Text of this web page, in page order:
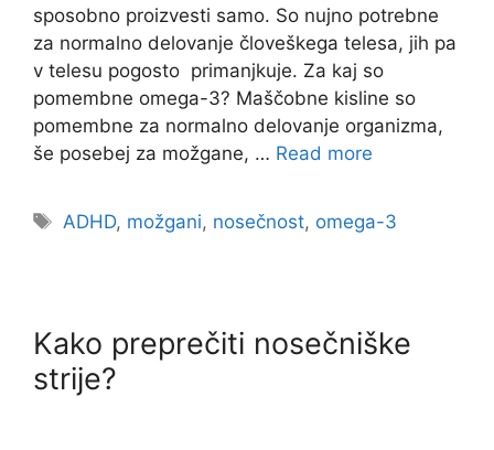
sposobno proizvesti samo. So nujno potrebne
za normalno delovanje človeškega telesa, jih pa
v telesu pogosto primanjkuje. Za kaj so
pomembne omega-3? Maščobne kisline so
pomembne za normalno delovanje organizma,
še posebej za možgane, … Read more
ADHD, možgani, nosečnost, omega-3
Kako preprečiti nosečniške
strije?